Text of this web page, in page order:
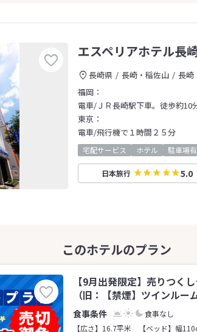
エスペリアホテル長
長崎県 長崎・稲佐山
長崎
福岡：
電車/ＪＲ長崎駅下車。徒歩約10
東京：
電車/飛行機で１時間２５分
宅配サービス ホテル 駐車場
日本旅行 5.0
【9月出発限定】売りつ
（旧：【禁煙】ツインルー
食事なし
【広さ】16.7平米
【ベッド】幅